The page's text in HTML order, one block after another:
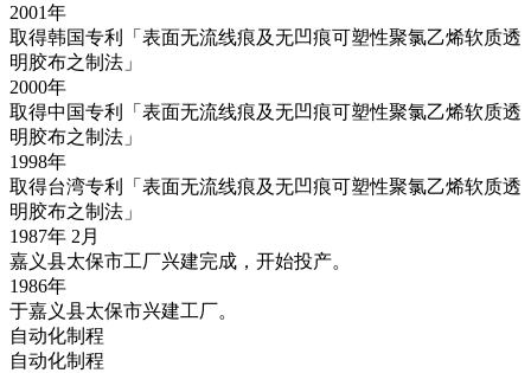
2001年
取得韩国专利「表面无流线痕及无凹痕可塑性聚氯乙烯软质透
明胶布之制法」
2000年
取得中国专利「表面无流线痕及无凹痕可塑性聚氯乙烯软质透
明胶布之制法」
1998年
取得台湾专利「表面无流线痕及无凹痕可塑性聚氯乙烯软质透
明胶布之制法」
1987年 2月
嘉义县太保市工厂兴建完成，开始投产。
1986年
于嘉义县太保市兴建工厂。
自动化制程
自动化制程